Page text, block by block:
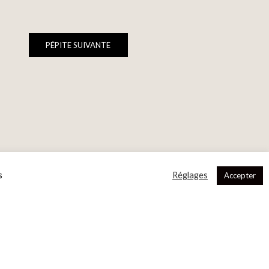
PÉPITE SUIVANTE
Réglages Accepter